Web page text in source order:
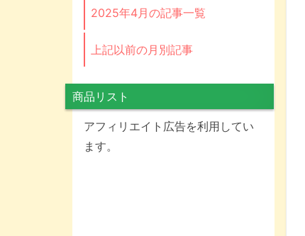
2025年4月の記事一覧
上記以前の月別記事
商品リスト
アフィリエイト広告を利用してい
ます。